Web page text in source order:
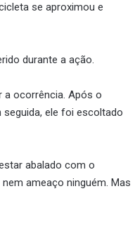
se aproximou e
durante a ação.
a ocorrência. Após o
ele foi escoltado
abalado com o
ameaço ninguém. Mas